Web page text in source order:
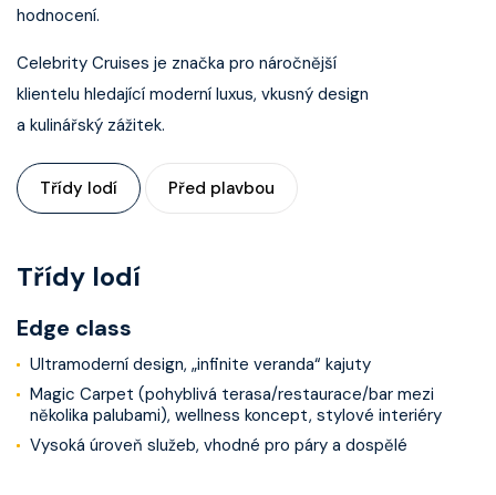
hodnocení.
Celebrity Cruises je značka pro náročnější
klientelu hledající moderní luxus, vkusný design
a kulinářský zážitek.
Třídy lodí Před plavbou
Třídy lodí
Edge class
Ultramoderní design, „infinite veranda“ kajuty
Magic Carpet (pohyblivá terasa/restaurace/bar mezi
několika palubami), wellness koncept, stylové interiéry
Vysoká úroveň služeb, vhodné pro páry a dospělé